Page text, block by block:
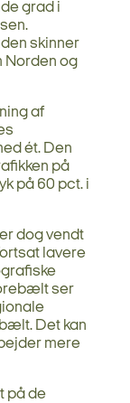
grad i
skinner
Norden og
af
ét. Den
på
på 60 pct. i
dog vendt
lavere
ser
Det kan
mere
på de